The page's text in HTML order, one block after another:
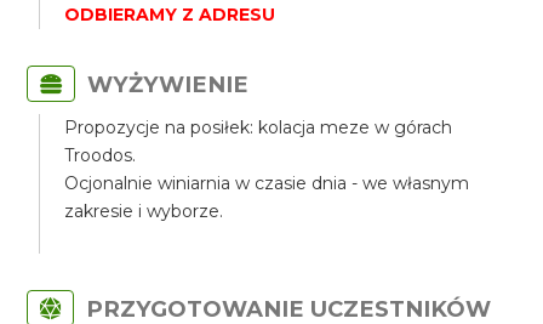
ODBIERAMY Z ADRESU
WYŻYWIENIE
Propozycje na posiłek: kolacja meze w górach
Troodos.
Ocjonalnie winiarnia w czasie dnia - we własnym
zakresie i wyborze.
PRZYGOTOWANIE UCZESTNIKÓW